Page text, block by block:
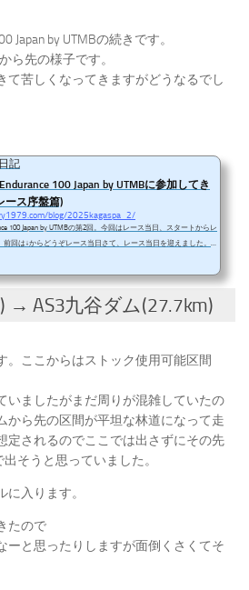
Japan by UTMBの続きです。
ら先の様子です。
て苦しくなってきますがどうなるでし
記
100 Japan by UTMBに参加してき
ース序盤篇)
blog/2025kagaspa_2/
100 Japan by UTMBの第2回。今回はレース当日、スタートからレ
前回は↓からどうぞレース当日さて、レース当日を迎えました。前
の音と刺された痒さであまり眠れませんでした。午前5時前に起床
パーで購入していたパンとカップ麺を食べてテーピングをしたり
→ AS3九谷ダム(27.7km)
。ここからはストック使用可能区間
いましたがまだ周りが混雑していたの
から先の区間が平坦な林道になって走
定されるのでここでは出さずにその先
そうと思っていました。
入ります。
たので
ーと思ったりしますが面倒くさくてそ